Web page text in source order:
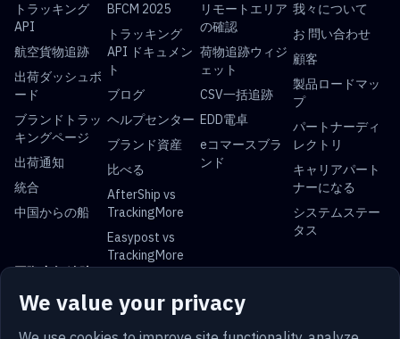
We value your privacy
トラッキング
API
航空貨物追跡
出荷ダッシュボ
ード
ブランドトラッ
キングページ
出荷通知
統合
中国からの船
BFCM 2025
トラッキング
API ドキュメン
ト
ブログ
ヘルプセンター
ブランド資産
比べる
AfterShip vs
TrackingMore
Easypost vs
TrackingMore
リモートエリア
の確認
荷物追跡ウィジ
ェット
CSV一括追跡
EDD電卓
eコマースブラ
ンド
我々について
お 問い合わせ
顧客
製品ロードマッ
プ
パートナーディ
レクトリ
キャリアパート
ナーになる
システムステー
タス
国際小包 追跡
USPS 追跡
UPS 追跡 FedEx 追跡